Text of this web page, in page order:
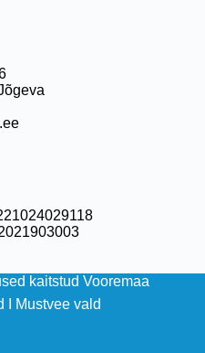
kaitstud Vooremaa
Mustvee vald